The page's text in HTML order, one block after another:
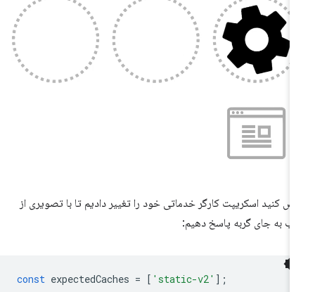
کنید اسکریپت کارگر خدماتی خود را تغییر دادیم تا با تصویری از
به جای گربه پاسخ دهیم:
const expectedCaches = ['static-v2'